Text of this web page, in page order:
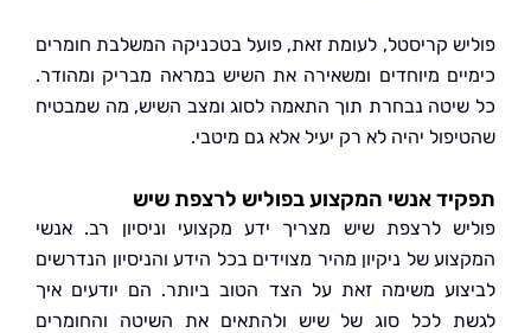
קריסטל, לעומת זאת, פועל בטכניקה המשלבת חומרים
מיוחדים ומשאירה את השיש במראה מבריק ומהודר.
נבחרת תוך התאמה לסוג ומצב השיש, מה שמבטיח
יהיה לא רק יעיל אלא גם מיטבי.
אנשי המקצוע בפוליש לרצפת שיש
לרצפת שיש מצריך ידע מקצועי וניסיון רב. אנשי
של ניקיון מהיר מצוידים בכל הידע והניסיון הנדרשים
משימה זאת על הצד הטוב ביותר. הם יודעים איך
לכל סוג של שיש ולהתאים את השיטה והחומרים